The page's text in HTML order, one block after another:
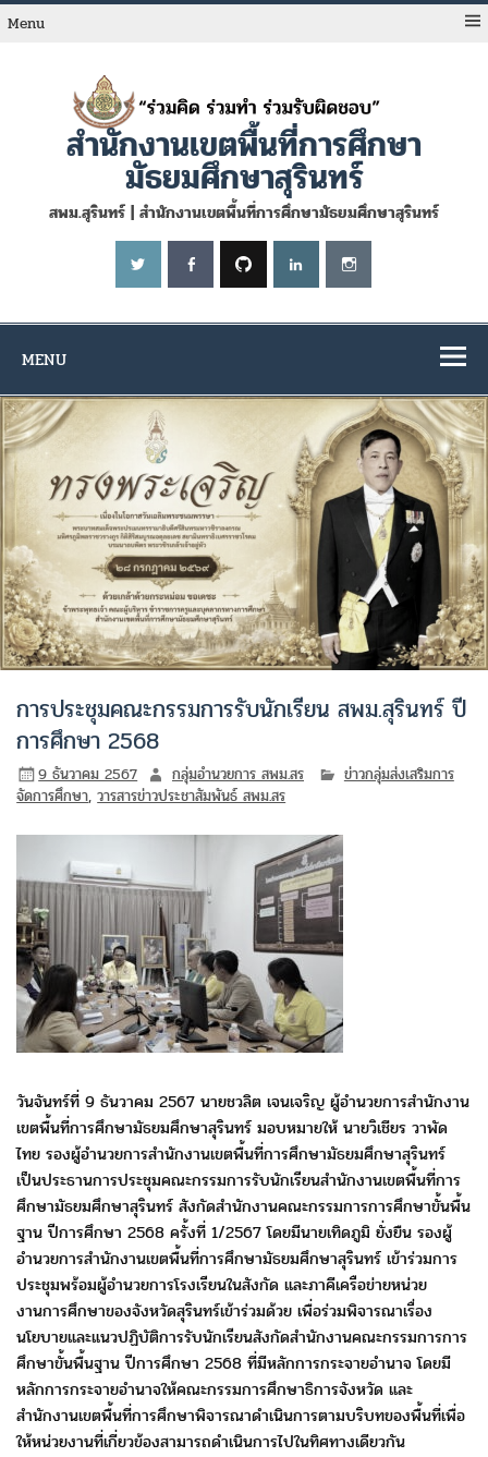
Skip
toMenu
สำนักงานเขตพื้นที่การศึกษา
มัธยมศึกษาสุรินทร์
สพม.สุรินทร์ | สำนักงานเขตพื้นที่การศึกษามัธยมศึกษาสุรินทร์
MENU
การประชุมคณะกรรมการรับนักเรียน สพม.สุรินทร์ ปี
การศึกษา 2568
9 ธันวาคม 2567 กลุ่มอำนวยการ สพม.สร
ข่าวกลุ่มส่งเสริมการ
จัดการศึกษา,วารสารข่าวประชาสัมพันธ์ สพม.สร
วันจันทร์ที่ 9 ธันวาคม 2567 นายชวลิต เจนเจริญผู้อำนวยการสำนักงาน
เขตพื้นที่การศึกษามัธยมศึกษาสุรินทร์มอบหมายให้ นายวิเชียร วาพัด
ไทย รองผู้อำนวยการสำนักงานเขตพื้นที่การศึกษามัธยมศึกษาสุรินทร์
เป็นประธานการประชุมคณะกรรมการรับนักเรียนสำนักงานเขตพื้นที่การ
ศึกษามัธยมศึกษาสุรินทร์สังกัดสำนักงานคณะกรรมการการศึกษาขั้นพื้น
ฐาน ปีการศึกษา 2568ครั้งที่ 1/2567 โดยมีนายเทิดภูมิ ยั่งยืน รองผู้
อำนวยการสำนักงานเขตพื้นที่การศึกษามัธยมศึกษาสุรินทร์ เข้าร่วมการ
ประชุมพร้อมผู้อำนวยการโรงเรียนในสังกัด และภาคีเครือข่ายหน่วย
งานการศึกษาของจังหวัดสุรินทร์เข้าร่วมด้วยเพื่อร่วมพิจารณาเรื่อง
นโยบายและแนวปฏิบัติการรับนักเรียนสังกัดสำนักงานคณะกรรมการการ
ศึกษาขั้นพื้นฐาน ปีการศึกษา 2568ที่มีหลักการกระจายอำนาจ โดยมี
หลักการกระจายอำนาจให้คณะกรรมการศึกษาธิการจังหวัด และ
สำนักงานเขตพื้นที่การศึกษาพิจารณาดำเนินการตามบริบทของพื้นที่เพื่อ
ให้หน่วยงานที่เกี่ยวข้องสามารถดำเนินการไปในทิศทางเดียวกัน